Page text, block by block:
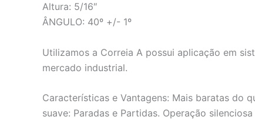
Altura: 5/16″
ÂNGULO: 40º +/- 1º
Utilizamos a Correia A possui aplicação em
mercado industrial.
Características e Vantagens: Mais baratas do
suave: Paradas e Partidas. Operação